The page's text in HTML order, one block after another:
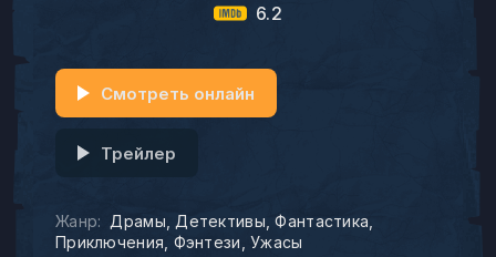
6.2
Жанр: Драмы Детективы Фантастика
Приключения Фэнтези Ужасы
Смотреть онлайн
Трейлер